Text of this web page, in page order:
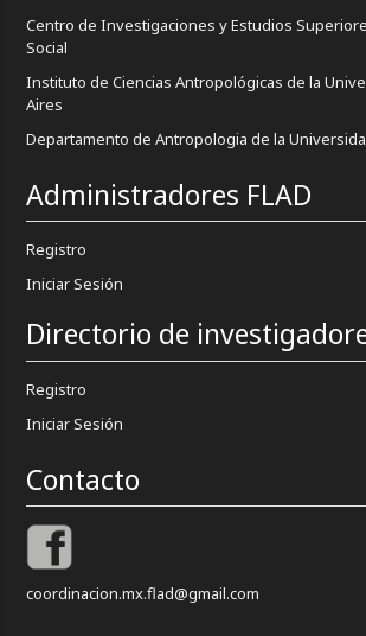
Centro de Investigaciones y Estudios
Social
Instituto de Ciencias Antropológicas de la
Aires
Departamento de Antropologia de la
Administradores FLAD
Registro
Iniciar Sesión
Directorio de
Registro
Iniciar Sesión
Contacto
coordinacion.mx.flad@gmail.com